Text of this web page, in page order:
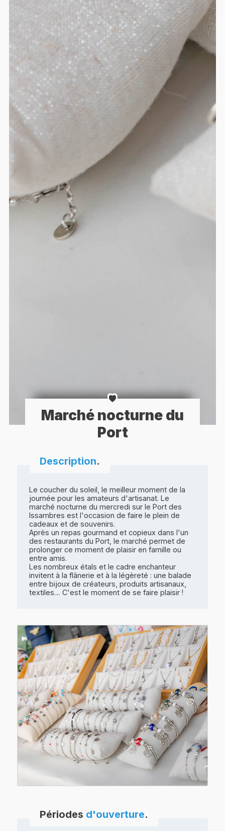
Marché nocturne du
Port
Description.
Le coucher du soleil, le meilleur moment de la
journée pour les amateurs d'artisanat. Le
marché nocturne du mercredi sur le Port des
Issambres est l'occasion de faire le plein de
cadeaux et de souvenirs.
Après un repas gourmand et copieux dans l'un
des restaurants du Port, le marché permet de
prolonger ce moment de plaisir en famille ou
entre amis.
Les nombreux étals et le cadre enchanteur
invitent à la flânerie et à la légèreté : une balade
entre bijoux de créateurs, produits artisanaux,
textiles… C'est le moment de se faire plaisir !
Périodes d'ouverture.